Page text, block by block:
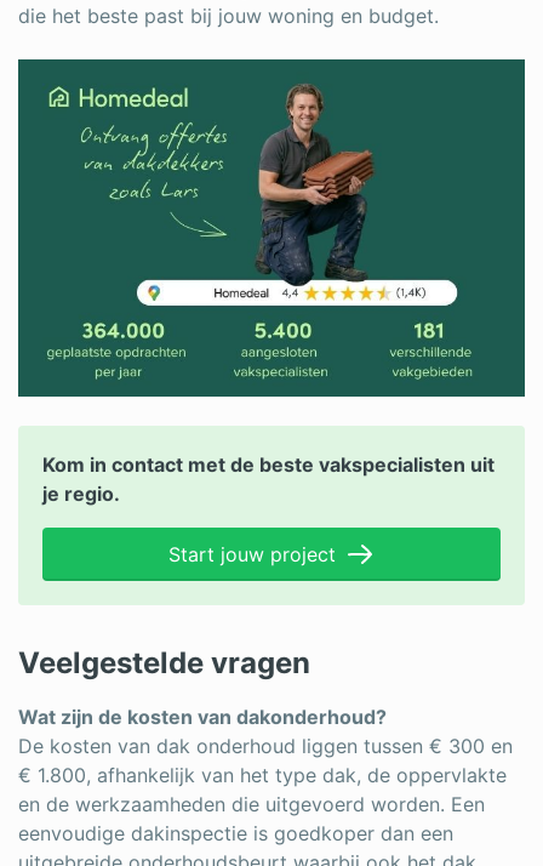
die het beste past bij jouw woning en budget.
Kom in contact met de beste vakspecialisten uit
je regio.
Start jouw project
Veelgestelde vragen
Wat zijn de kosten van dakonderhoud?
De kosten van dak onderhoud liggen tussen € 300 en
€ 1.800, afhankelijk van het type dak, de oppervlakte
en de werkzaamheden die uitgevoerd worden. Een
eenvoudige dakinspectie is goedkoper dan een